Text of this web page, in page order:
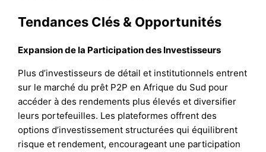
Tendances Clés & Opportunités
Expansion de la Participation des Investisseurs
Plus d’investisseurs de détail et institutionnels entrent
sur le marché du prêt P2P en Afrique du Sud pour
accéder à des rendements plus élevés et diversifier
leurs portefeuilles. Les plateformes offrent des
options d’investissement structurées qui équilibrent
risque et rendement, encourageant une participation